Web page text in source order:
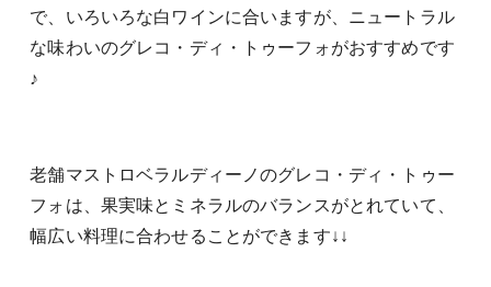
で、いろいろな白ワインに合いますが、ニュートラル
な味わいのグレコ・ディ・トゥーフォがおすすめです
♪
老舗マストロベラルディーノのグレコ・ディ・トゥー
フォは、果実味とミネラルのバランスがとれていて、
幅広い料理に合わせることができます↓↓